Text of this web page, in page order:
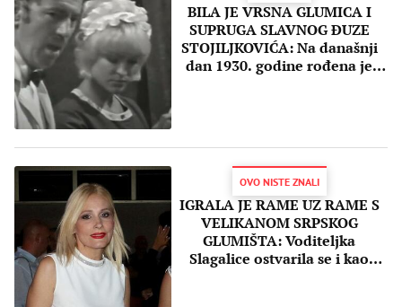
BILA JE VRSNA GLUMICA I
SUPRUGA SLAVNOG ĐUZE
STOJILJKOVIĆA: Na današnji
dan 1930. godine rođena je
OVO NISTE ZNALI
IGRALA JE RAME UZ RAME S
VELIKANOM SRPSKOG
GLUMIŠTA: Voditeljka
Slagalice ostvarila se i kao